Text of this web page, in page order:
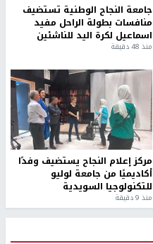
جامعة النجاح الوطنية تستضيف
منافسات بطولة الراحل مفيد
اسماعيل لكرة اليد للناشئين
منذ 48 دقيقة
مركز إعلام النجاح يستضيف وفدًا
أكاديميًا من جامعة لوليو
للتكنولوجيا السويدية
منذ 9 دقيقة